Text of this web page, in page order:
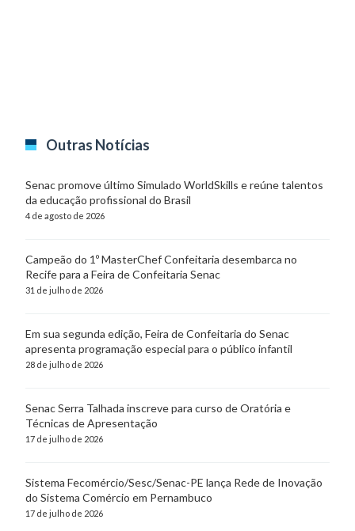
Outras Notícias
Senac promove último Simulado WorldSkills e reúne talentos
da educação profissional do Brasil
4 de agosto de 2026
Campeão do 1º MasterChef Confeitaria desembarca no
Recife para a Feira de Confeitaria Senac
31 de julho de 2026
Em sua segunda edição, Feira de Confeitaria do Senac
apresenta programação especial para o público infantil
28 de julho de 2026
Senac Serra Talhada inscreve para curso de Oratória e
Técnicas de Apresentação
17 de julho de 2026
Sistema Fecomércio/Sesc/Senac-PE lança Rede de Inovação
do Sistema Comércio em Pernambuco
17 de julho de 2026